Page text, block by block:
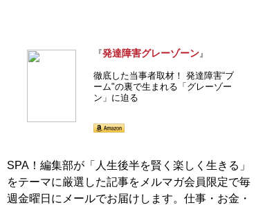
『発達障害グレーゾーン』
徹底した当事者取材！ 発達障害“ブ
ーム"の裏で生まれる「グレーゾー
ン」に迫る
SPA！編集部が「人生後半を賢く楽しく生きる」
をテーマに厳選した記事をメルマガ会員限定で毎
週金曜日にメールでお届けします。仕事・お金・